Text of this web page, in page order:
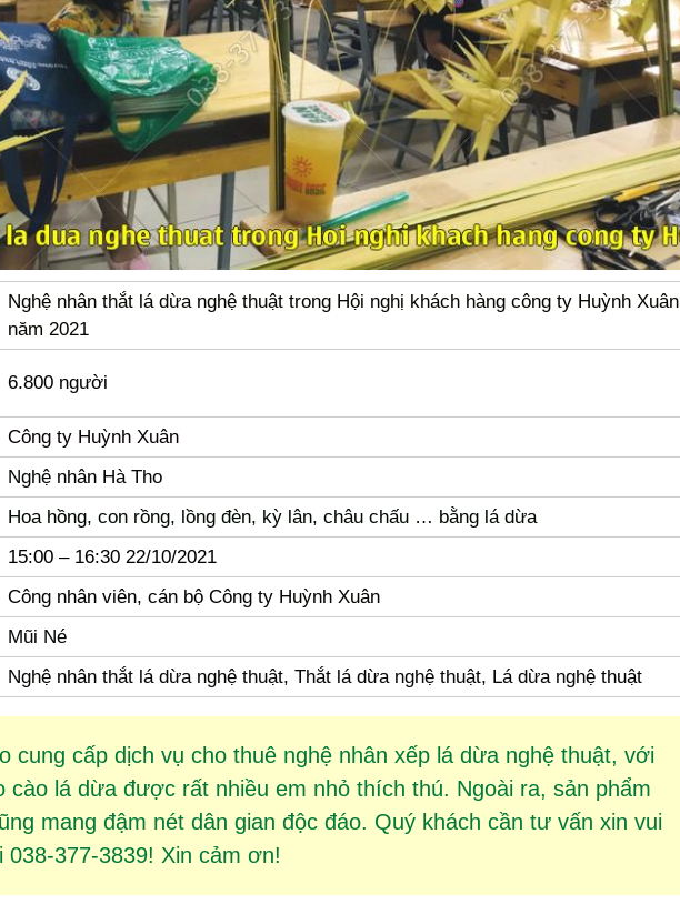
Nghệ nhân thắt lá dừa nghệ thuật trong Hội nghị khách hàng công ty Huỳnh Xuân
năm 2021
6.800 người
Công ty Huỳnh Xuân
Nghệ nhân Hà Tho
Hoa hồng, con rồng, lồng đèn, kỳ lân, châu chấu … bằng lá dừa
15:00 – 16:30 22/10/2021
Công nhân viên, cán bộ Công ty Huỳnh Xuân
Mũi Né
Nghệ nhân thắt lá dừa nghệ thuật, Thắt lá dừa nghệ thuật, Lá dừa nghệ thuật
cung cấp dịch vụ cho thuê nghệ nhân xếp lá dừanghệ thuật, với
cào lá dừađược rất nhiều em nhỏ thích thú. Ngoài ra, sản phẩm
mang đậm nét dân gian độc đáo. Quý khách cần tư vấn xin vui
038-377-3839! Xin cảm ơn!